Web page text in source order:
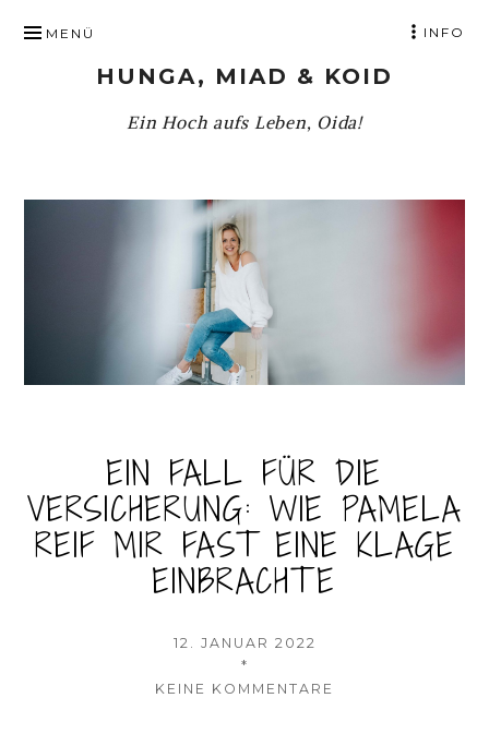
INHALT
SPRINGENHUNGA, MIAD & KOID
Ein Hoch aufs Leben, Oida!
MENÜ INFO
EIN FALL FÜR DIE
VERSICHERUNG: WIE PAMELA
REIF MIR FAST EINE KLAGE
EINBRACHTE
VERÖFFENTLICHT
12. JANUAR 2022
AUTOR
*
KEINE KOMMENTARE